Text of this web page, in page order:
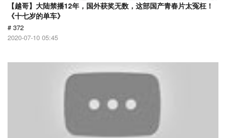
【越哥】大陆禁播12年，国外获奖无数，这部国产青春片太冤枉！
《十七岁的单车》
# 372
2020-07-10 05:45